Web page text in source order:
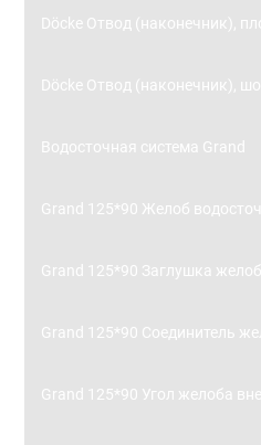
Döcke Отвод (наконечник),
Döcke Отвод (наконечник),
Водосточная система Grand
Grand 125*90 Желоб
Grand 125*90 Заглушка
Grand 125*90 Соединитель
Grand 125*90 Угол желоба